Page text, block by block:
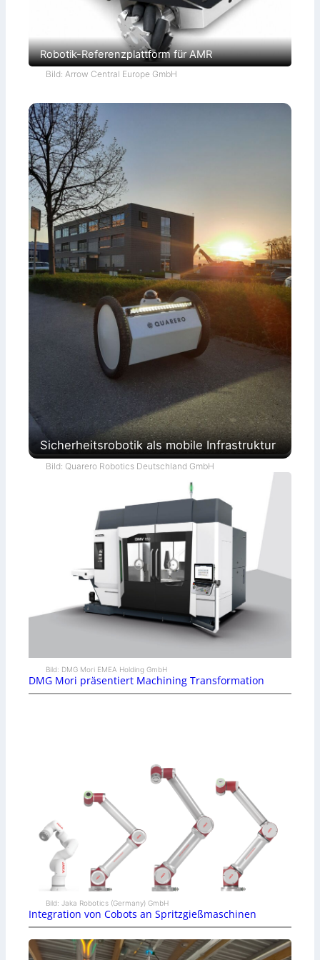
Robotik-Referenzplattform für AMR
Bild: Arrow Central Europe GmbH
Sicherheitsrobotik als mobile Infrastruktur
Bild: Quarero Robotics Deutschland GmbH
Bild: DMG Mori EMEA Holding GmbH
DMG Mori präsentiert Machining Transformation
Bild: Jaka Robotics (Germany) GmbH
Integration von Cobots an Spritzgießmaschinen